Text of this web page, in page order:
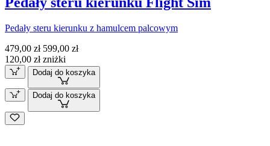
Pedały steru kierunku z hamulcem palcowym
479,00 zł 599,00 zł
120,00 zł zniżki
Dodaj do koszyka
Dodaj do koszyka